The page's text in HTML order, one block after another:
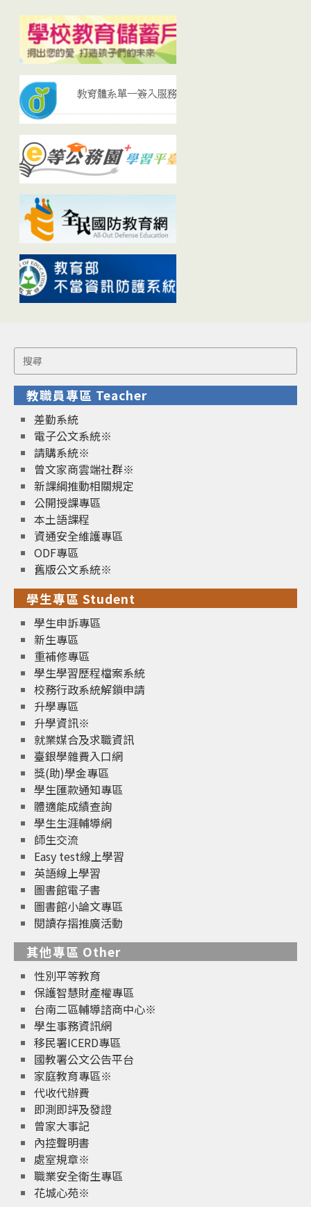
Search
for:
教職員專區 Teacher
差勤系統
電子公文系統※
請購系統※
曾文家商雲端社群※
新課綱推動相關規定
公開授課專區
本土語課程
資通安全維護專區
ODF專區
舊版公文系統※
學生專區 Student
學生申訴專區
新生專區
重補修專區
學生學習歷程檔案系統
校務行政系統解鎖申請
升學專區
升學資訊※
就業媒合及求職資訊
臺銀學雜費入口網
獎(助)學金專區
學生匯款通知專區
體適能成績查詢
學生生涯輔導網
師生交流
Easy test線上學習
英語線上學習
圖書館電子書
圖書館小論文專區
閱讀存摺推廣活動
其他專區 Other
性別平等教育
保護智慧財產權專區
台南二區輔導諮商中心※
學生事務資訊網
移民署ICERD專區
國教署公文公告平台
家庭教育專區※
代收代辦費
即測即評及發證
曾家大事記
內控聲明書
處室規章※
職業安全衛生專區
花城心苑※